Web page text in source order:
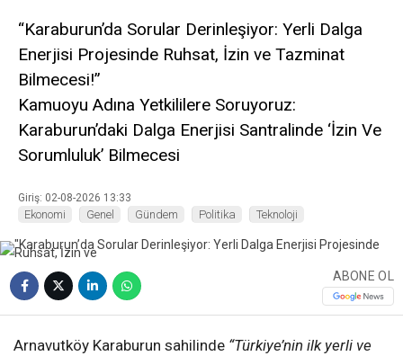
“Karaburun’da Sorular Derinleşiyor: Yerli Dalga
Enerjisi Projesinde Ruhsat, İzin ve Tazminat
Bilmecesi!”
Kamuoyu Adına Yetkililere Soruyoruz:
Karaburun’daki Dalga Enerjisi Santralinde ‘İzin Ve
Sorumluluk’ Bilmecesi
Giriş: 02-08-2026 13:33
Ekonomi Genel Gündem Politika Teknoloji
ABONE OL
Arnavutköy Karaburun sahilinde “Türkiye’nin ilk yerli ve